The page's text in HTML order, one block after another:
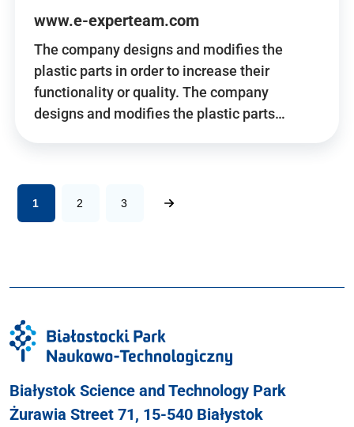
www.e-experteam.com
The company designs and modifies the
plastic parts in order to increase their
functionality or quality. The company
designs and modifies the plastic parts…
1 2 3
Białystok Science and Technology Park
Żurawia Street 71, 15-540 Białystok